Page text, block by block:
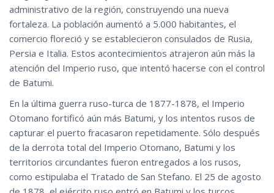
administrativo de la región, construyendo una nueva
fortaleza. La población aumentó a 5.000 habitantes, el
comercio floreció y se establecieron consulados de Rusia,
Persia e Italia. Estos acontecimientos atrajeron aún más la
atención del Imperio ruso, que intentó hacerse con el control
de Batumi.
En la última guerra ruso-turca de 1877-1878, el Imperio
Otomano fortificó aún más Batumi, y los intentos rusos de
capturar el puerto fracasaron repetidamente. Sólo después
de la derrota total del Imperio Otomano, Batumi y los
territorios circundantes fueron entregados a los rusos,
como estipulaba el Tratado de San Stefano. El 25 de agosto